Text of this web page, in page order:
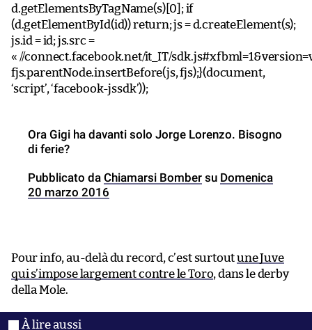
d.getElementsByTagName(s)[0]; if
(d.getElementById(id)) return; js = d.createElement(s);
js.id = id; js.src =
« //connect.facebook.net/it_IT/
fjs.parentNode.insertBefore(js, fjs);}(document,
‘script’, ‘facebook-jssdk’));
Ora Gigi ha davanti solo Jorge Lorenzo. Bisogno
di ferie?
Pubblicato da Chiamarsi Bomber su Domenica
20 marzo 2016
Pour info, au-delà du record, c’est surtoutune Juve
qui s’impose largement contre le Toro, dans le derby
della Mole.